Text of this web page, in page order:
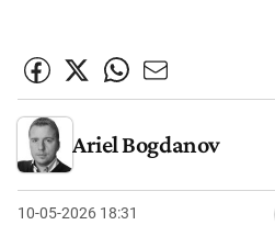
Ariel Bogdanov
10-05-2026 18:31